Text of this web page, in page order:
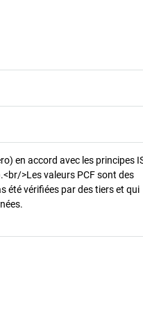
en accord avec les principes
>Les valeurs PCF sont des
été vérifiées par des tiers et qui